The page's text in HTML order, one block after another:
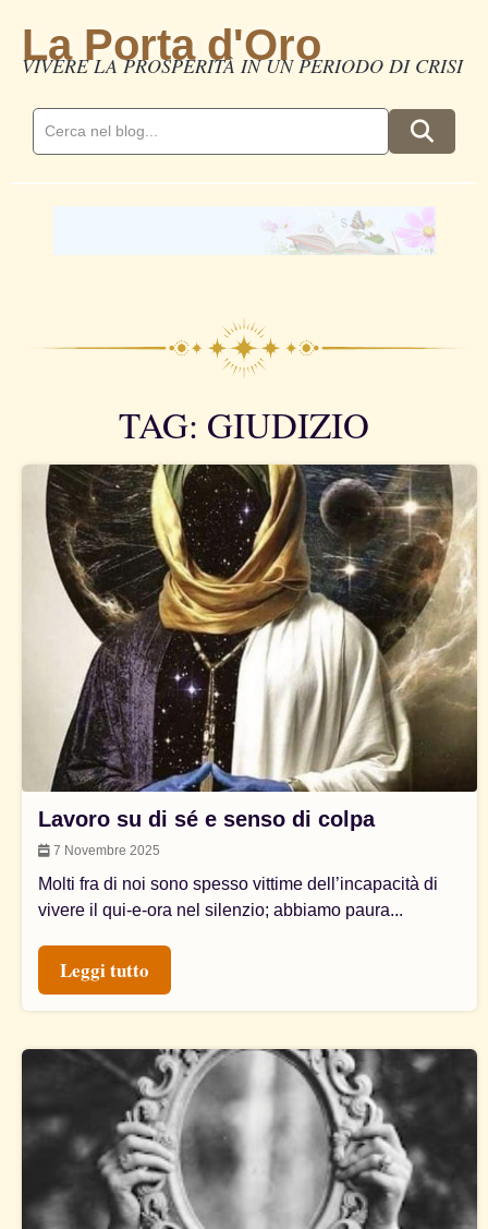
La Porta d'Oro
VIVERE LA PROSPERITÀ IN UN PERIODO DI CRISI
TAG: GIUDIZIO
Lavoro su di sé e senso di colpa
7 Novembre 2025
Molti fra di noi sono spesso vittime dell’incapacità di
vivere il qui-e-ora nel silenzio; abbiamo paura...
Leggi tutto